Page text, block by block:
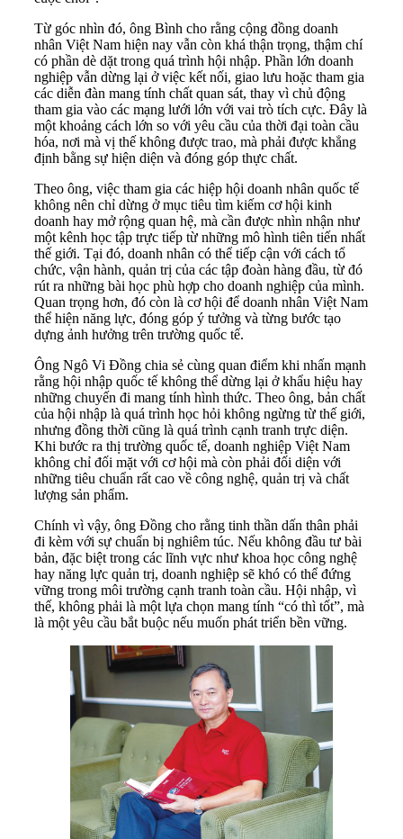
Từ góc nhìn đó, ông Bình cho rằng cộng đồng doanh
nhân Việt Nam hiện nay vẫn còn khá thận trọng, thậm chí
có phần dè dặt trong quá trình hội nhập. Phần lớn doanh
nghiệp vẫn dừng lại ở việc kết nối, giao lưu hoặc tham gia
các diễn đàn mang tính chất quan sát, thay vì chủ động
tham gia vào các mạng lưới lớn với vai trò tích cực. Đây là
một khoảng cách lớn so với yêu cầu của thời đại toàn cầu
hóa, nơi mà vị thế không được trao, mà phải được khẳng
định bằng sự hiện diện và đóng góp thực chất.
Theo ông, việc tham gia các hiệp hội doanh nhân quốc tế
không nên chỉ dừng ở mục tiêu tìm kiếm cơ hội kinh
doanh hay mở rộng quan hệ, mà cần được nhìn nhận như
một kênh học tập trực tiếp từ những mô hình tiên tiến nhất
thế giới. Tại đó, doanh nhân có thể tiếp cận với cách tổ
chức, vận hành, quản trị của các tập đoàn hàng đầu, từ đó
rút ra những bài học phù hợp cho doanh nghiệp của mình.
Quan trọng hơn, đó còn là cơ hội để doanh nhân Việt Nam
thể hiện năng lực, đóng góp ý tưởng và từng bước tạo
dựng ảnh hưởng trên trường quốc tế.
Ông Ngô Vi Đồng chia sẻ cùng quan điểm khi nhấn mạnh
rằng hội nhập quốc tế không thể dừng lại ở khẩu hiệu hay
những chuyến đi mang tính hình thức. Theo ông, bản chất
của hội nhập là quá trình học hỏi không ngừng từ thế giới,
nhưng đồng thời cũng là quá trình cạnh tranh trực diện.
Khi bước ra thị trường quốc tế, doanh nghiệp Việt Nam
không chỉ đối mặt với cơ hội mà còn phải đối diện với
những tiêu chuẩn rất cao về công nghệ, quản trị và chất
lượng sản phẩm.
Chính vì vậy, ông Đồng cho rằng tinh thần dấn thân phải
đi kèm với sự chuẩn bị nghiêm túc. Nếu không đầu tư bài
bản, đặc biệt trong các lĩnh vực như khoa học công nghệ
hay năng lực quản trị, doanh nghiệp sẽ khó có thể đứng
vững trong môi trường cạnh tranh toàn cầu. Hội nhập, vì
thế, không phải là một lựa chọn mang tính “có thì tốt”, mà
là một yêu cầu bắt buộc nếu muốn phát triển bền vững.